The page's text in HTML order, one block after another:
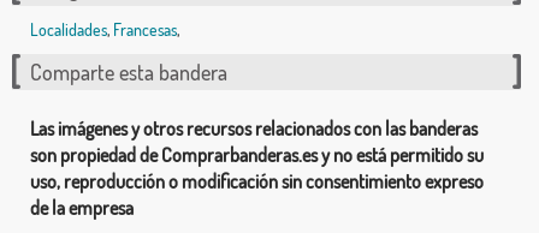
Localidades, Francesas,
Comparte esta bandera
Las imágenes y otros recursos relacionados con las banderas
son propiedad de Comprarbanderas.es y no está permitido su
uso, reproducción o modificación sin consentimiento expreso
de la empresa